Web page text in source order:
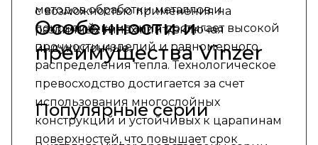
с возможностью применения на
различных типах плит, включая
индукционные.
методов обработки металлов и
покрытий, компания достигает высокой
прочности изделий и равномерного
распределения тепла. Технологическое
превосходство достигается за счет
использования многослойных
конструкций и устойчивых к царапинам
поверхностей, что повышает срок
Особенности и
преимущества Vinzer
Популярные серии